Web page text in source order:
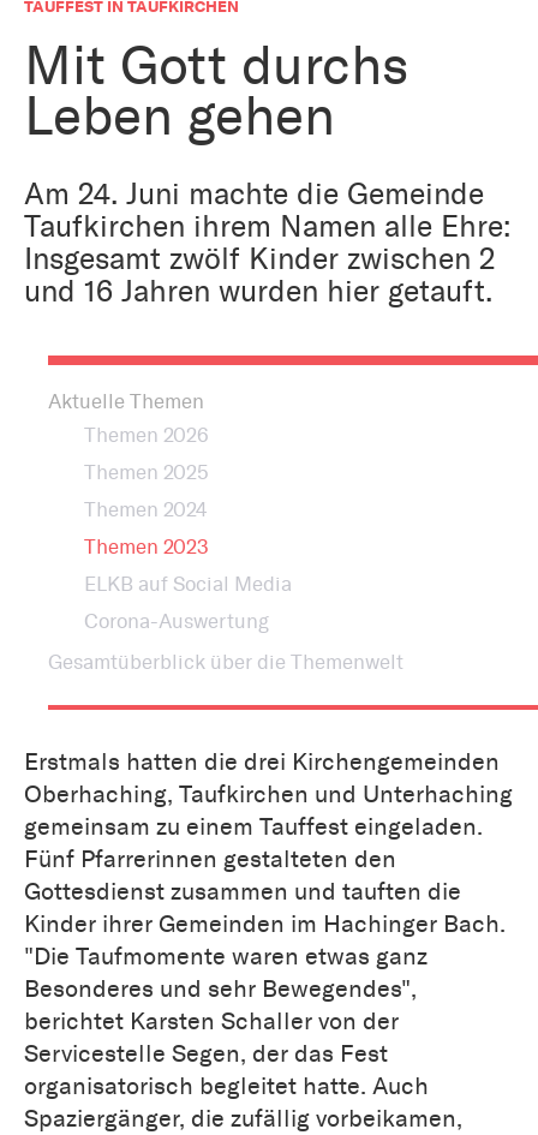
TAUFFEST IN TAUFKIRCHEN
Mit Gott durchs
Leben gehen
Am 24. Juni machte die Gemeinde
Taufkirchen ihrem Namen alle Ehre:
Insgesamt zwölf Kinder zwischen 2
und 16 Jahren wurden hier getauft.
Aktuelle Themen
Themen 2026
Themen 2025
Themen 2024
Themen 2023
ELKB auf Social Media
Corona-Auswertung
Gesamtüberblick über die Themenwelt
Erstmals hatten die drei Kirchengemeinden
Oberhaching, Taufkirchen und Unterhaching
gemeinsam zu einem Tauffest eingeladen.
Fünf Pfarrerinnen gestalteten den
Gottesdienst zusammen und tauften die
Kinder ihrer Gemeinden im Hachinger Bach.
"Die Taufmomente waren etwas ganz
Besonderes und sehr Bewegendes",
berichtet Karsten Schaller von der
Servicestelle Segen, der das Fest
organisatorisch begleitet hatte. Auch
Spaziergänger, die zufällig vorbeikamen,
Kirche und Geld
Reformprozess PUK
Arbeiten bei der Kirche
Kirchenjahr
Ökumene
Religion in der Schule
Kunst
Aktiv gegen Missbrauch
Bildung und Gesellschaft
Tourismus
Weltanschauungsfragen
Gegen Rechtsextremismus